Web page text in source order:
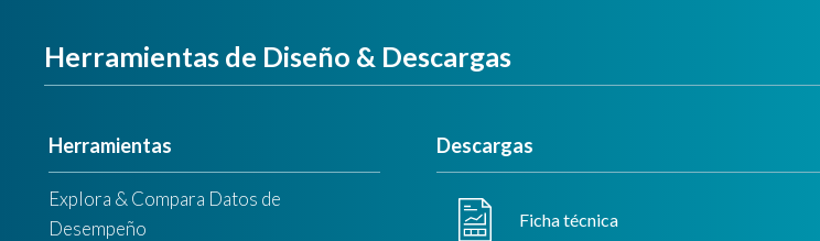
Herramientas de Diseño & Descargas
Herramientas
Explora & Compara Datos de
Desempeño
Descargas
Ficha técnica